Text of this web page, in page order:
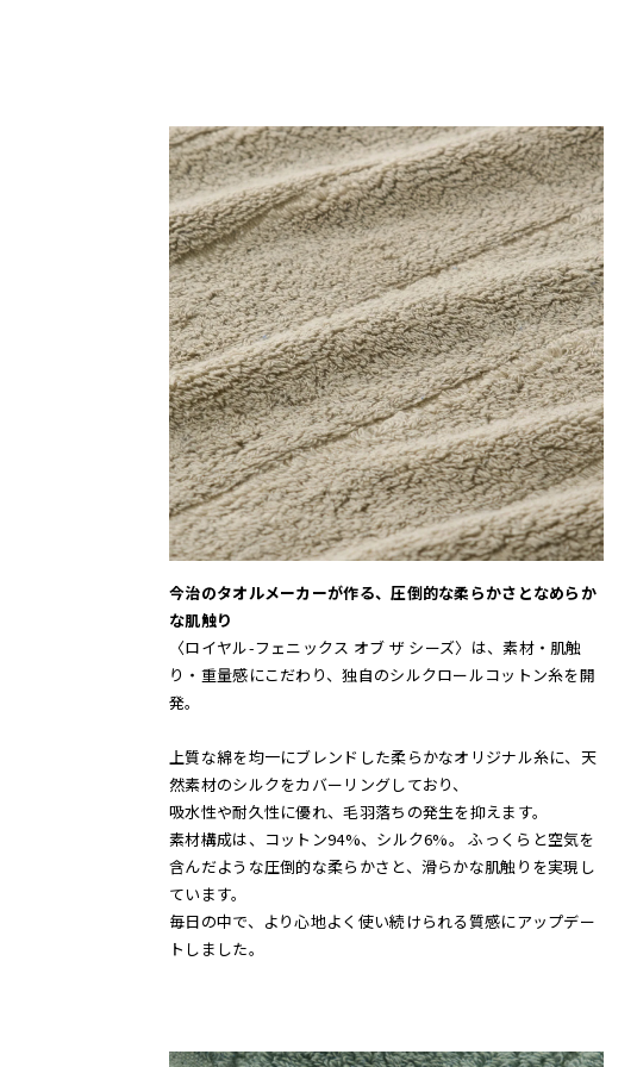
今治のタオルメーカーが作る、圧倒的な柔らかさとなめらか
な肌触り
〈ロイヤル-フェニックス オブ ザ シーズ〉は、素材・肌触
り・重量感にこだわり、独自のシルクロールコットン糸を開
発。
上質な綿を均一にブレンドした柔らかなオリジナル糸に、天
然素材のシルクをカバーリングしており、
吸水性や耐久性に優れ、毛羽落ちの発生を抑えます。
素材構成は、コットン94%、シルク6%。 ふっくらと空気を
含んだような圧倒的な柔らかさと、滑らかな肌触りを実現し
ています。
毎日の中で、より心地よく使い続けられる質感にアップデー
トしました。